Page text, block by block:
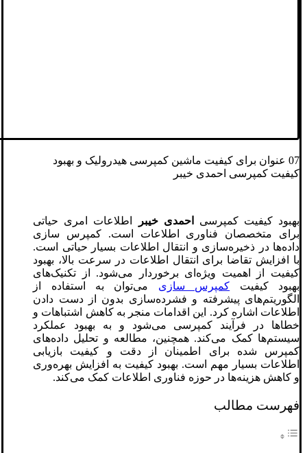
07 عنوان برای کیفیت ماشین کمپرسی هیدرولیک و بهبود
کیفیت کمپرسی احمدی خیبر
بهبود کیفیت کمپرسی احمدی خیبر
اطلاعات امری حیاتی
برای متخصصان فناوری اطلاعات است. کمپرس سازی
داده‌ها در ذخیره‌سازی و انتقال اطلاعات بسیار حیاتی است.
با افزایش تقاضا برای انتقال اطلاعات در سرعت بالا، بهبود
کیفیت از اهمیت ویژه‌ای برخوردار می‌شود. از تکنیک‌های
بهبود کیفیت کمپرس سازی می‌توان به استفاده از
الگوریتم‌های پیشرفته و فشرده‌سازی بدون از دست دادن
اطلاعات اشاره کرد. این اقدامات منجر به کاهش اشتباهات و
خطاها در فرآیند کمپرسی می‌شود و به بهبود عملکرد
سیستم‌ها کمک می‌کند. همچنین، مطالعه و تحلیل داده‌های
کمپرس شده برای اطمینان از دقت و کیفیت بازیابی
اطلاعات بسیار مهم است. بهبود کیفیت به افزایش بهره‌وری
و کاهش هزینه‌ها در حوزه فناوری اطلاعات کمک می‌کند.
فهرست مطالب